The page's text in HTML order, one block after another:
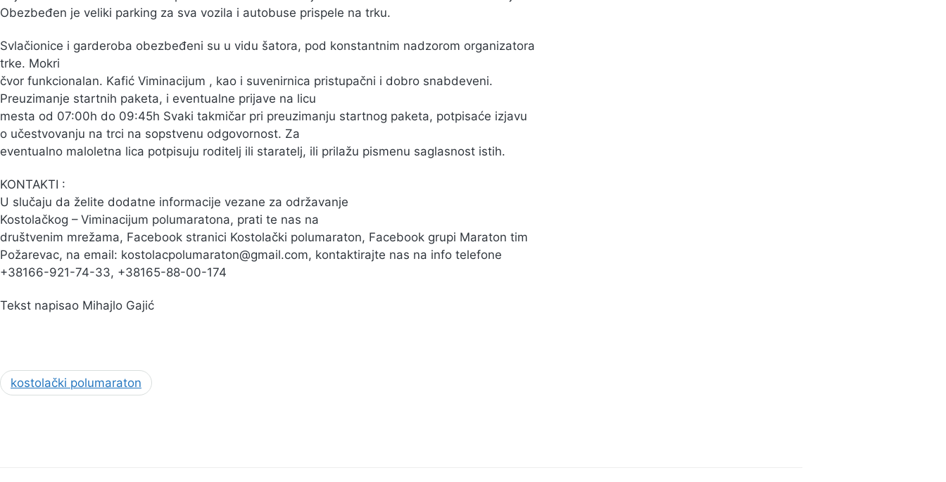
Obezbeđen je veliki parking za sva vozila i autobuse prispele na trku.
Svlačionice i garderoba obezbeđeni su u vidu šatora, pod konstantnim nadzorom organizatora
trke. Mokri
čvor funkcionalan. Kafić Viminacijum , kao i suvenirnica pristupačni i dobro snabdeveni.
Preuzimanje startnih paketa, i eventualne prijave na licu
mesta od 07:00h do 09:45h Svaki takmičar pri preuzimanju startnog paketa, potpisaće izjavu
o učestvovanju na trci na sopstvenu odgovornost. Za
eventualno maloletna lica potpisuju roditelj ili staratelj, ili prilažu pismenu saglasnost istih.
KONTAKTI :
U slučaju da želite dodatne informacije vezane za održavanje
Kostolačkog – Viminacijum polumaratona, prati te nas na
društvenim mrežama, Facebook stranici Kostolački polumaraton, Facebook grupi Maraton tim
Požarevac, na email: kostolacpolumaraton@gmail.com, kontaktirajte nas na info telefone
+38166-921-74-33, +38165-88-00-174
Tekst napisao Mihajlo Gajić
kostolački polumaraton